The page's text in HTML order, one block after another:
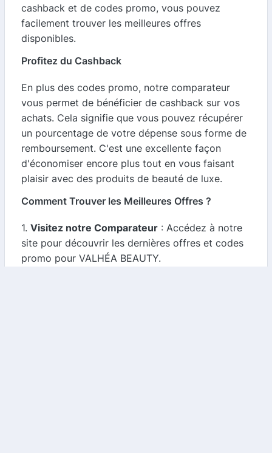
cashback et de codes promo, vous pouvez
facilement trouver les meilleures offres
disponibles.
Profitez du Cashback
En plus des codes promo, notre comparateur
vous permet de bénéficier de cashback sur vos
achats. Cela signifie que vous pouvez récupérer
un pourcentage de votre dépense sous forme de
remboursement. C'est une excellente façon
d'économiser encore plus tout en vous faisant
plaisir avec des produits de beauté de luxe.
Comment Trouver les Meilleures Offres ?
1. Visitez notre Comparateur : Accédez à notre
site pour découvrir les dernières offres et codes
promo pour VALHÉA BEAUTY.